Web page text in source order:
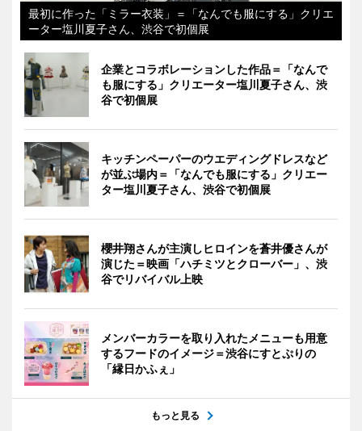
最初に作った「ミラー衣装」＝「なんでも服にする」クリエ
ーター塩川夏子さん、渋谷で初個展
企業とコラボレーションした作品＝「なんで
も服にする」クリエーター塩川夏子さん、渋
谷で初個展
キッチンペーパーのウエディングドレスなど
が並ぶ場内＝「なんでも服にする」クリエー
ター塩川夏子さん、渋谷で初個展
櫻井翔さんが主演しヒロインを蒼井優さんが
演じた＝映画「ハチミツとクローバー」、渋
谷でリバイバル上映
メンバーカラーを取り入れたメニューも用意
するフードのイメージ＝渋谷にすとぷりの
「縁日かふぇ」
もっと見る